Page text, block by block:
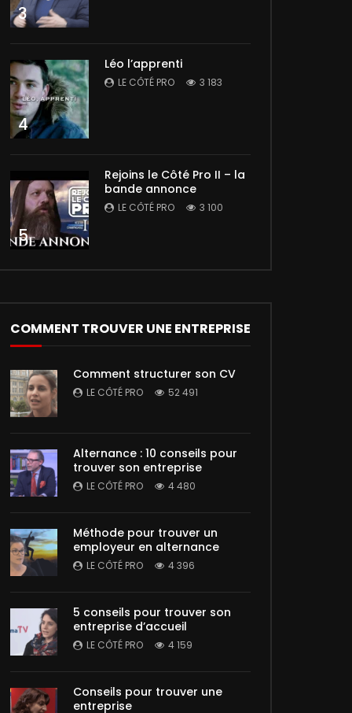
3
4
Léo l’apprenti
LE CÔTÉ PRO 3 183
5
Rejoins le Côté Pro II – la
bande annonce
LE CÔTÉ PRO 3 100
COMMENT TROUVER UNE ENTREPRISE
Comment structurer son CV
LE CÔTÉ PRO 52 491
Alternance : 10 conseils pour
trouver son entreprise
LE CÔTÉ PRO 4 480
Méthode pour trouver un
employeur en alternance
LE CÔTÉ PRO 4 396
5 conseils pour trouver son
entreprise d’accueil
LE CÔTÉ PRO 4 159
Conseils pour trouver une
entreprise